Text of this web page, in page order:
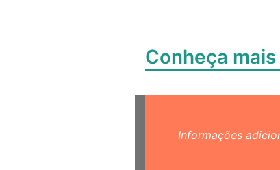
Conheça mais
Informações